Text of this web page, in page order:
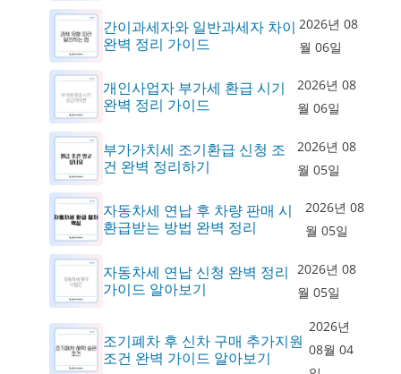
간이과세자와 일반과세자 차이
완벽 정리 가이드
2026년 08
월 06일
개인사업자 부가세 환급 시기
완벽 정리 가이드
2026년 08
월 06일
부가가치세 조기환급 신청 조
건 완벽 정리하기
2026년 08
월 05일
자동차세 연납 후 차량 판매 시
환급받는 방법 완벽 정리
2026년 08
월 05일
자동차세 연납 신청 완벽 정리
가이드 알아보기
2026년 08
월 05일
조기폐차 후 신차 구매 추가지원
조건 완벽 가이드 알아보기
2026년
08월 04